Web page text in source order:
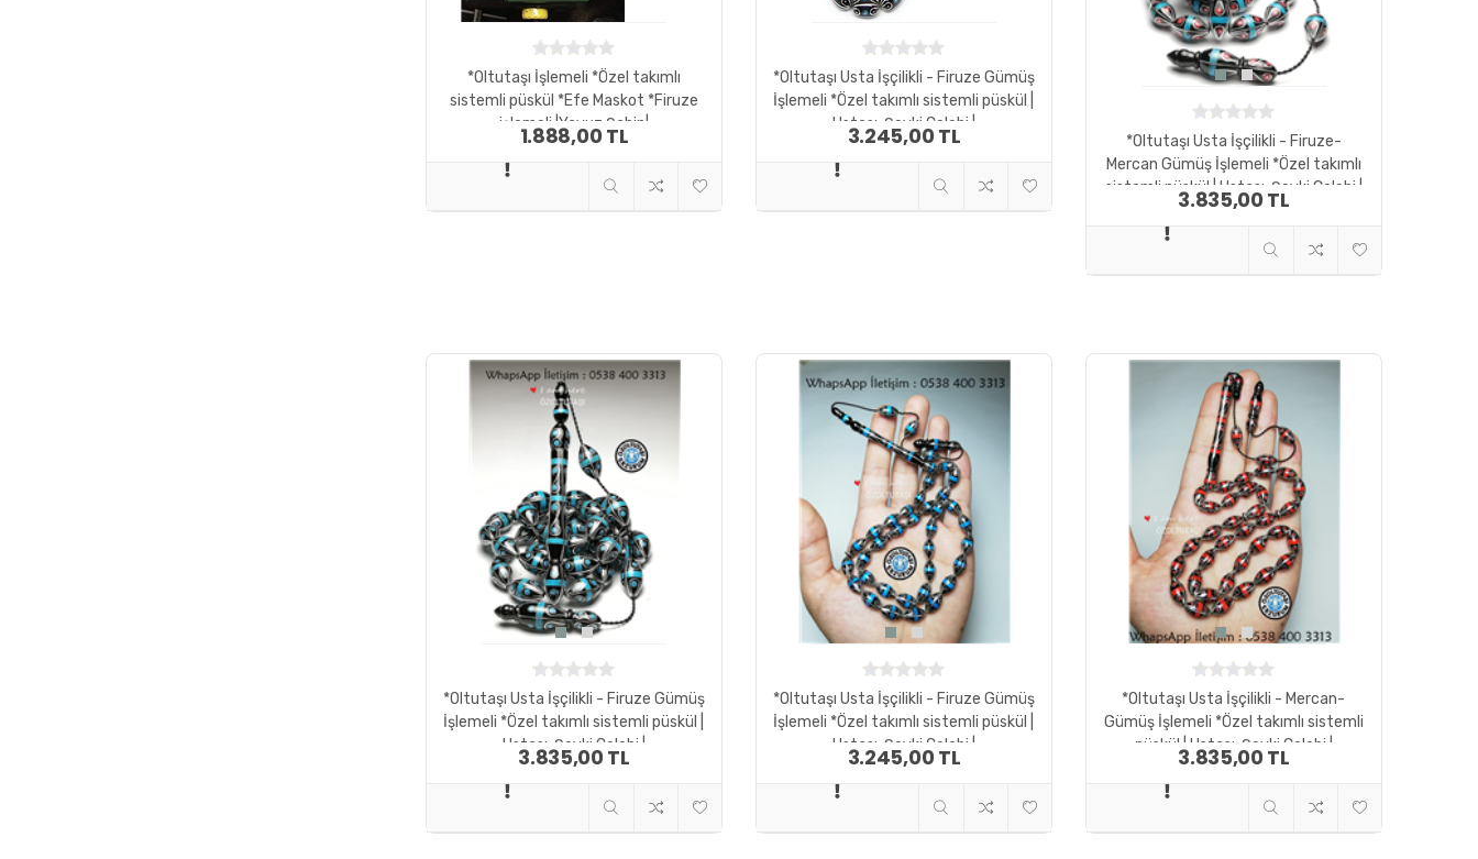
*Oltutaşı İşlemeli *Özel takımlı
sistemli püskül *Efe Maskot *Firuze
işlemeli |Yavuz Şahin|
1.888,00 TL
*Oltutaşı Usta İşçilikli - Firuze Gümüş
İşlemeli *Özel takımlı sistemli püskül |
Ustası: Şevki Çelebi |
3.245,00 TL
*Oltutaşı Usta İşçilikli - Firuze-
Mercan Gümüş İşlemeli *Özel takımlı
sistemli püskül | Ustası: Şevki Çelebi |
3.835,00 TL
*Oltutaşı Usta İşçilikli - Firuze Gümüş
İşlemeli *Özel takımlı sistemli püskül |
Ustası: Şevki Çelebi |
3.835,00 TL
*Oltutaşı Usta İşçilikli - Firuze Gümüş
İşlemeli *Özel takımlı sistemli püskül |
Ustası: Şevki Çelebi |
3.245,00 TL
*Oltutaşı Usta İşçilikli - Mercan-
Gümüş İşlemeli *Özel takımlı sistemli
püskül | Ustası: Şevki Çelebi |
3.835,00 TL